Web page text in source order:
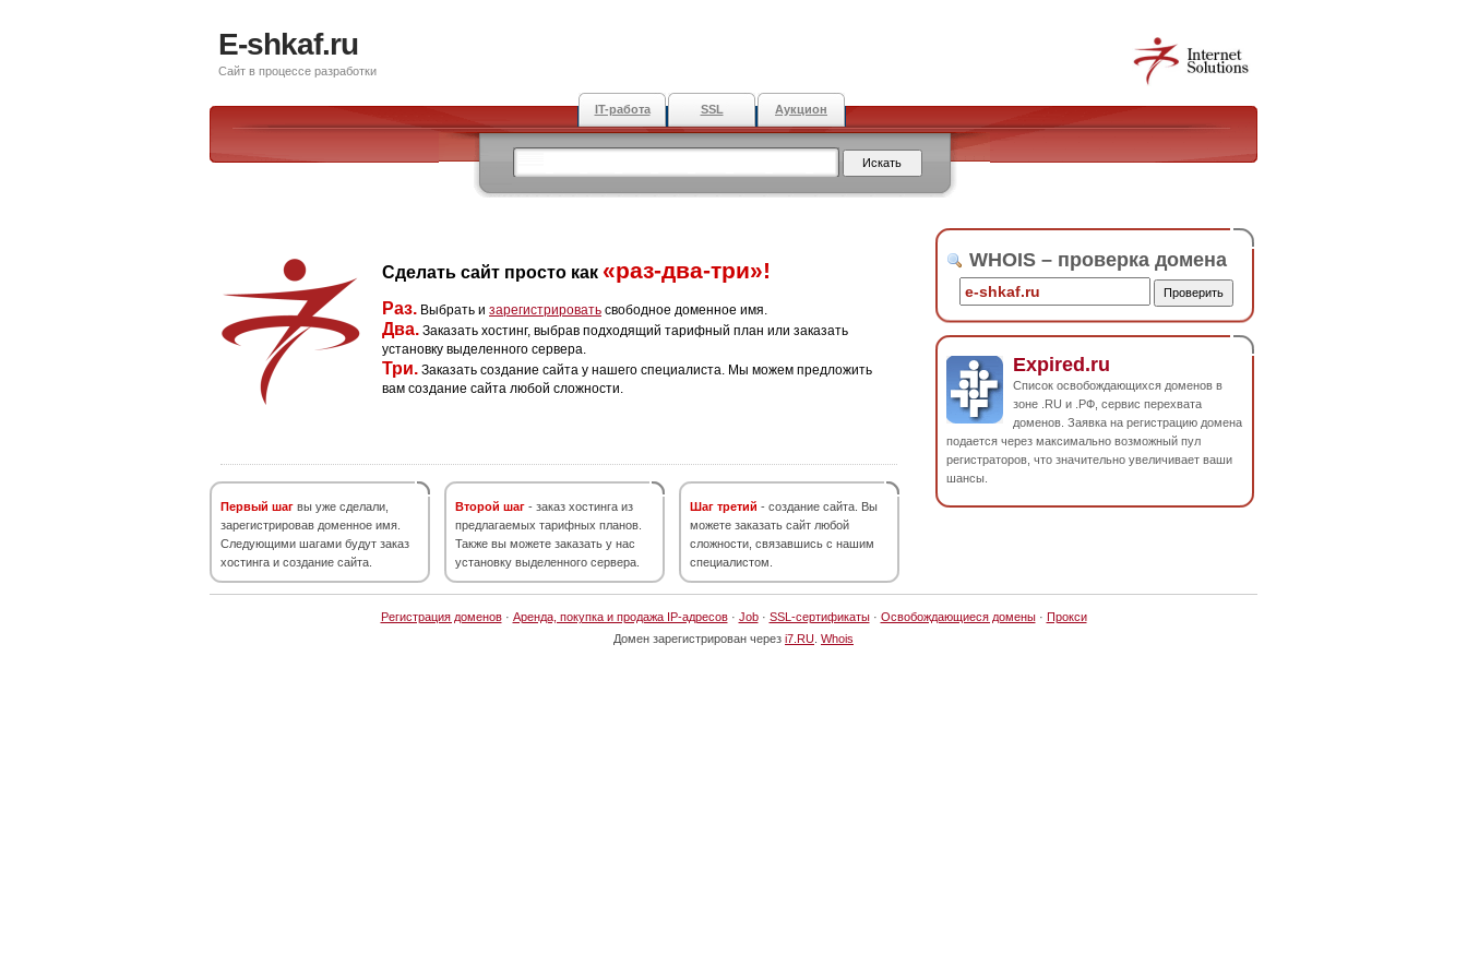
E-shkaf.ru
Сайт в процессе разработки
IT-работа SSL Аукцион
Сделать сайт просто как «раз-два-три»!
Раз. Выбрать и зарегистрировать свободное доменное имя.
Два. Заказать хостинг, выбрав подходящий тарифный план или заказать
установку выделенного сервера.
Три. Заказать создание сайта у нашего специалиста. Мы можем предложить
вам создание сайта любой сложности.
Первый шаг вы уже сделали,
зарегистрировав доменное имя.
Следующими шагами будут заказ
хостинга и создание сайта.
Второй шаг - заказ хостинга из
предлагаемых тарифных планов.
Также вы можете заказать у нас
установку выделенного сервера.
Шаг третий - создание сайта. Вы
можете заказать сайт любой
сложности, связавшись с нашим
специалистом.
WHOIS – проверка домена
Expired.ru
Список освобождающихся доменов в
зоне .RU и .РФ, сервис перехвата
доменов. Заявка на регистрацию домена
подается через максимально возможный пул
регистраторов, что значительно увеличивает ваши
шансы.
Регистрация доменов· Аренда, покупка и продажа IP-адресов· Job· SSL-сертификаты· Освобождающиеся домены· Прокси
Домен зарегистрирован через i7.RU Whois